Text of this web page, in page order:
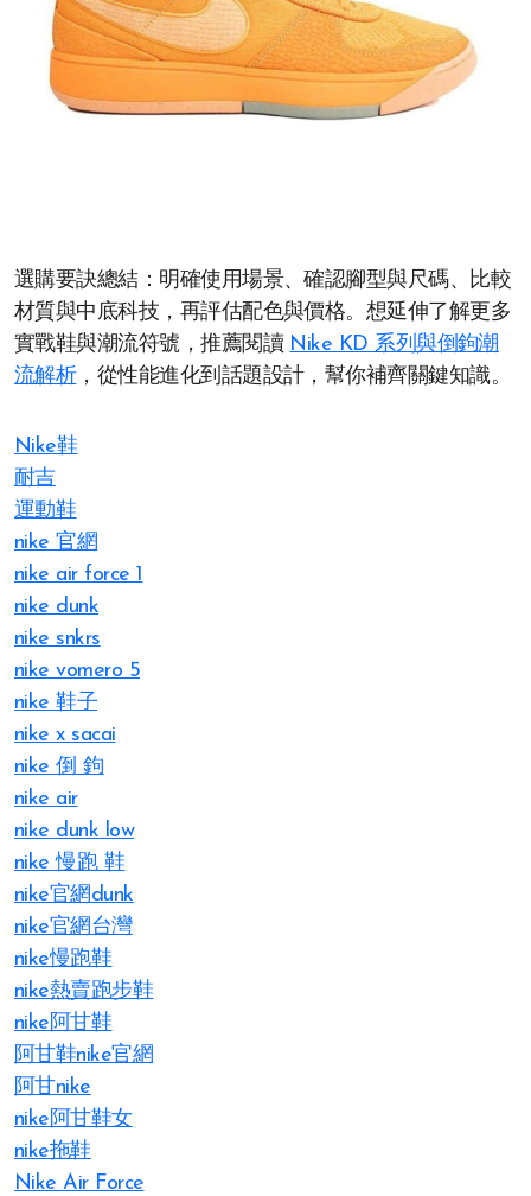
選購要訣總結：明確使用場景、確認腳型與尺碼、比較
材質與中底科技，再評估配色與價格。想延伸了解更多
實戰鞋與潮流符號，推薦閱讀 Nike KD 系列與倒鉤潮
流解析，從性能進化到話題設計，幫你補齊關鍵知識。
Nike鞋
耐吉
運動鞋
nike 官網​
nike air force 1
nike dunk
nike snkrs
nike vomero 5
nike 鞋子​
nike x sacai
nike 倒 鉤
nike air​
nike dunk low
nike 慢跑 鞋
nike官網dunk
nike官網台灣
nike慢跑鞋
nike熱賣跑步鞋
nike阿甘鞋
阿甘鞋nike官網
阿甘nike
nike阿甘鞋女
nike拖鞋
Nike Air Force